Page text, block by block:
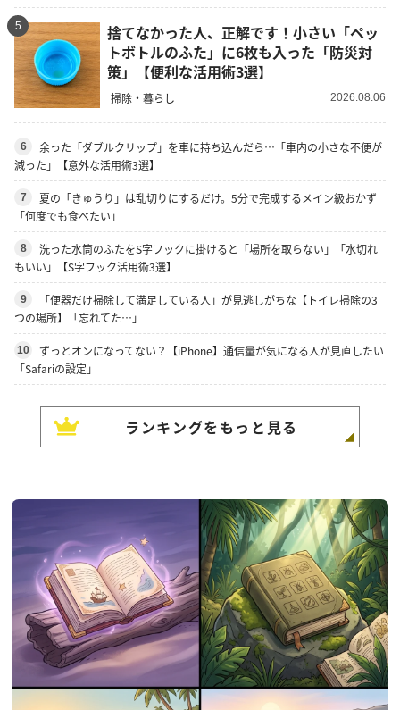
5
捨てなかった人、正解です！小さい「ペッ
トボトルのふた」に6枚も入った「防災対
策」【便利な活用術3選】
掃除・暮らし 2026.08.06
6
余った「ダブルクリップ」を車に持ち込んだら…「車内の小さな不便が
減った」【意外な活用術3選】
7
夏の「きゅうり」は乱切りにするだけ。5分で完成するメイン級おかず
「何度でも食べたい」
8
洗った水筒のふたをS字フックに掛けると「場所を取らない」「水切れ
もいい」【S字フック活用術3選】
9
「便器だけ掃除して満足している人」が見逃しがちな【トイレ掃除の3
つの場所】「忘れてた…」
10
ずっとオンになってない？【iPhone】通信量が気になる人が見直したい
「Safariの設定」
ランキングをもっと見る